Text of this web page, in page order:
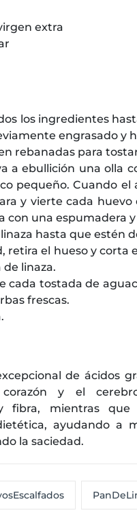
extra
los ingredientes
engrasado y
rebanadas para
a ebullición una olla
pequeño. Cuando
y vierte cada
una espumadera y
hasta que estén
retira el hueso y corta
linaza.
cada tostada de
frescas.
de ácidos
y el
y fibra, mientras
ayudando a
la saciedad.